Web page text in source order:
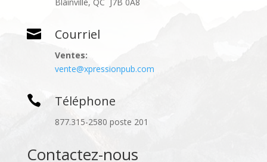
 Courriel
Ventes:
vente@xpressionpub.com
 Téléphone
877.315-2580 poste 201
Contactez-nous